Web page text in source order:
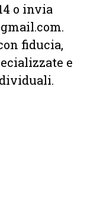
o invia
fiducia,
e